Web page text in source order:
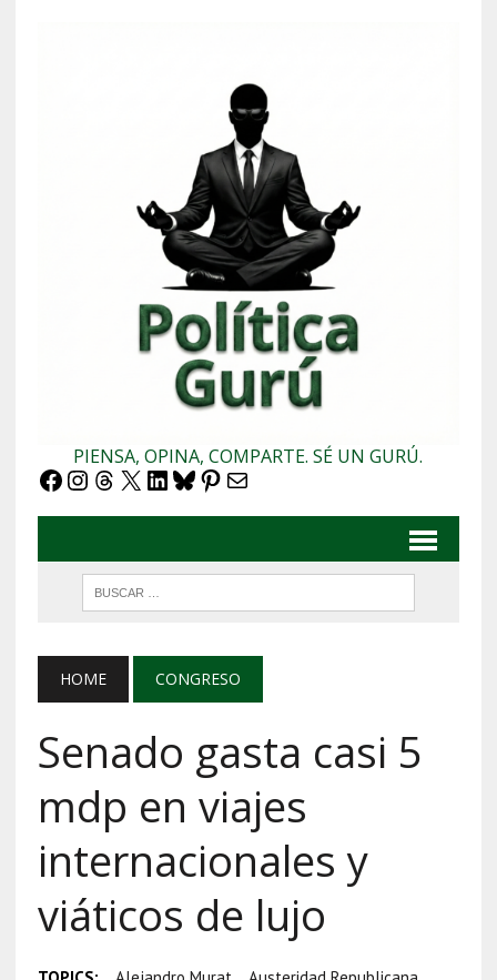
PIENSA, OPINA, COMPARTE. SÉ UN GURÚ.
Facebook
Instagram
Threads
X LinkedIn
Bluesky
Pinterest
Correo electrónico
HOME CONGRESO
Senado gasta casi 5
mdp en viajes
internacionales y
viáticos de lujo